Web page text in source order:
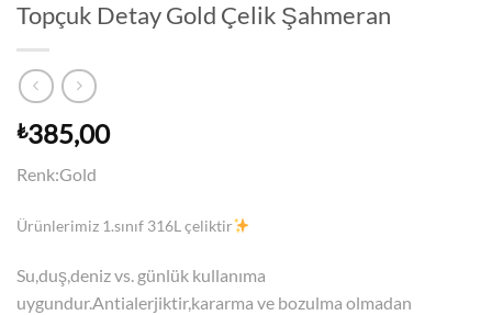
Topçuk Detay Gold Çelik Şahmeran
₺385,00
Renk:Gold
Ürünlerimiz 1.sınıf 316L çeliktir
Su,duş,deniz vs. günlük kullanıma
uygundur.Antialerjiktir,kararma ve bozulma olmadan